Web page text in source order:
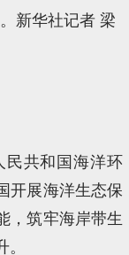
新华社记者 梁
民共和国海洋环
开展海洋生态保
，筑牢海岸带生